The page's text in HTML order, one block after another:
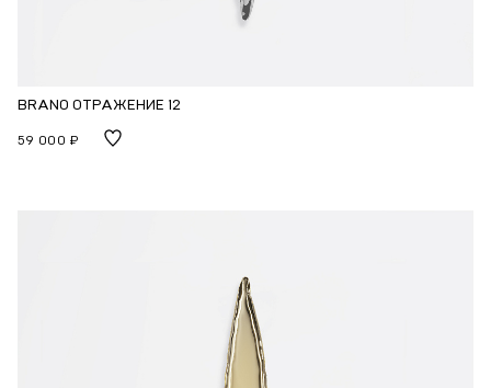
BRANO ОТРАЖЕНИЕ 12
59 000 ₽